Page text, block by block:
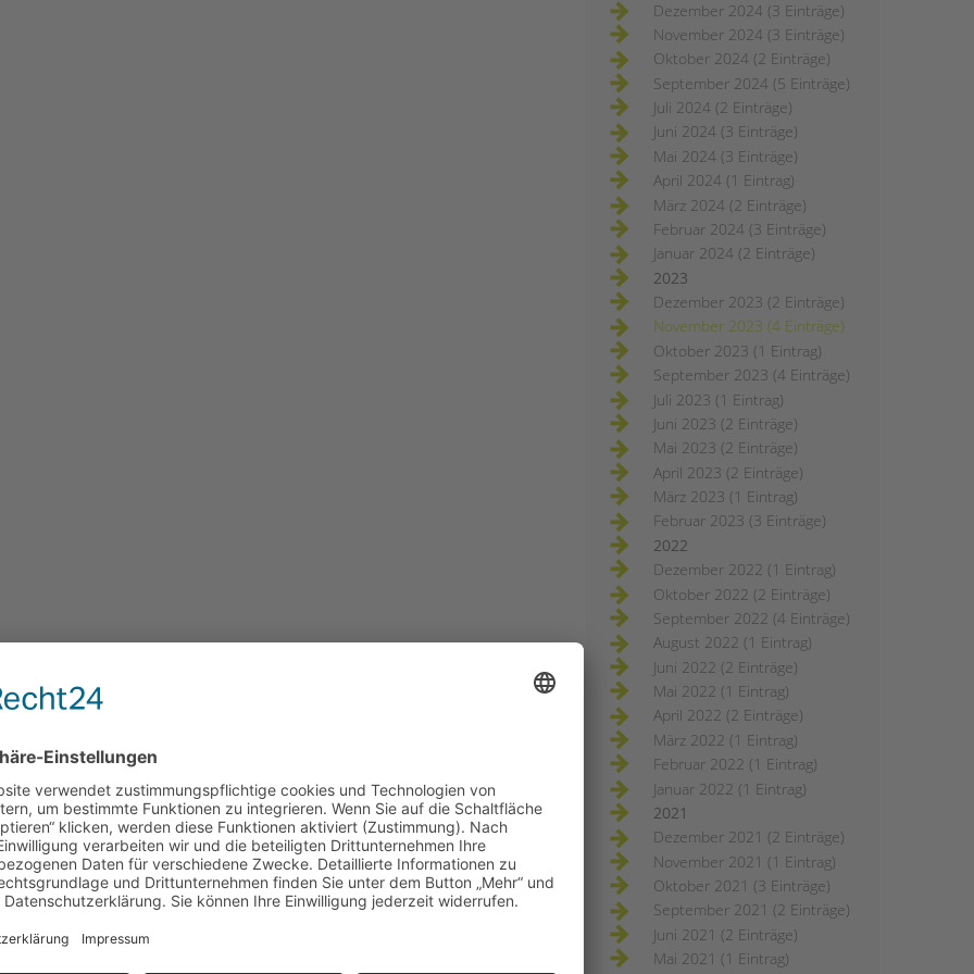
Dezember 2024 (3 Einträge)
November 2024 (3 Einträge)
Oktober 2024 (2 Einträge)
September 2024 (5 Einträge)
Juli 2024 (2 Einträge)
Juni 2024 (3 Einträge)
Mai 2024 (3 Einträge)
April 2024 (1 Eintrag)
März 2024 (2 Einträge)
Februar 2024 (3 Einträge)
Januar 2024 (2 Einträge)
2023
Dezember 2023 (2 Einträge)
November 2023 (4 Einträge)
Oktober 2023 (1 Eintrag)
September 2023 (4 Einträge)
Juli 2023 (1 Eintrag)
Juni 2023 (2 Einträge)
Mai 2023 (2 Einträge)
April 2023 (2 Einträge)
März 2023 (1 Eintrag)
Februar 2023 (3 Einträge)
2022
Dezember 2022 (1 Eintrag)
Oktober 2022 (2 Einträge)
September 2022 (4 Einträge)
August 2022 (1 Eintrag)
Juni 2022 (2 Einträge)
Mai 2022 (1 Eintrag)
April 2022 (2 Einträge)
März 2022 (1 Eintrag)
Februar 2022 (1 Eintrag)
Januar 2022 (1 Eintrag)
2021
Dezember 2021 (2 Einträge)
November 2021 (1 Eintrag)
Oktober 2021 (3 Einträge)
September 2021 (2 Einträge)
Juni 2021 (2 Einträge)
Mai 2021 (1 Eintrag)